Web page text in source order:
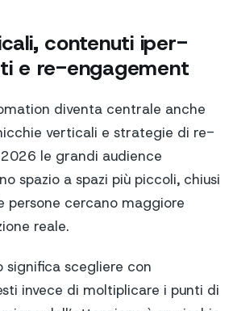
contenuti iper-
e re-engagement
diventa centrale anche
verticali e strategie di re-
le grandi audience
spazio a spazi più piccoli, chiusi
persone cercano maggiore
reale.
significa scegliere con
invece di moltiplicare i punti di